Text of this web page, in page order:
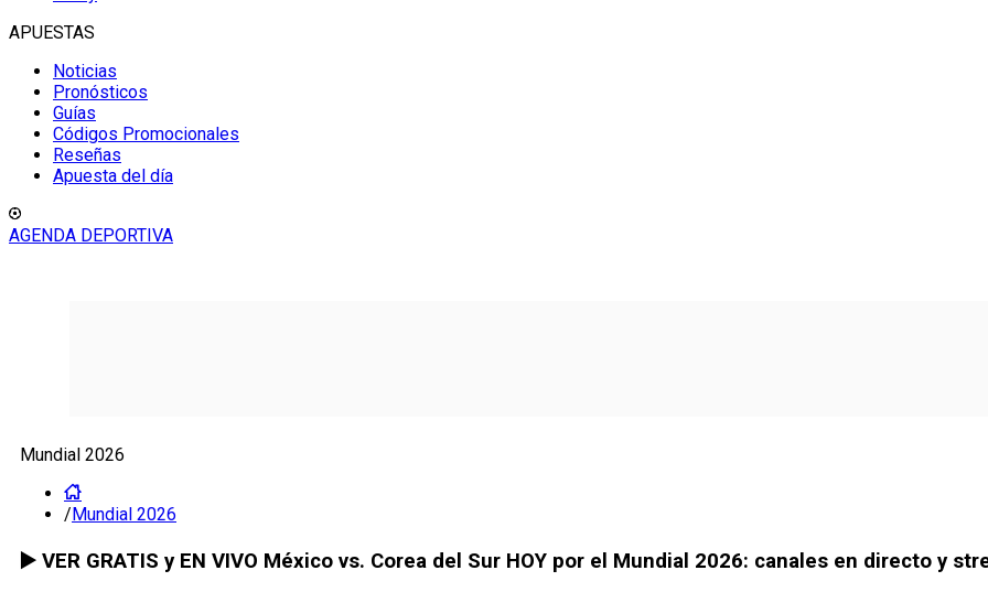
APUESTAS
Noticias
Pronósticos
Guías
Códigos Promocionales
Reseñas
Apuesta del día
AGENDA DEPORTIVA
Mundial 2026
/Mundial 2026
▶️ VER GRATIS y EN VIVO México vs. Corea del Sur HOY por el Mundial 2026: canales en directo y